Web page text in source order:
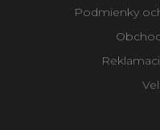
Podmienky